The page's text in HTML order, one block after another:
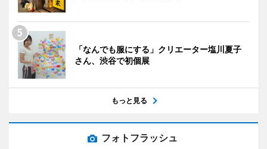
「なんでも服にする」クリエーター塩川夏子
さん、渋谷で初個展
もっと見る
フォトフラッシュ